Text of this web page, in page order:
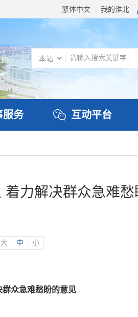
繁体中文 我的淮北
服务 互动平台
力解决群众急难愁
大 中 小
众急难愁盼的意见